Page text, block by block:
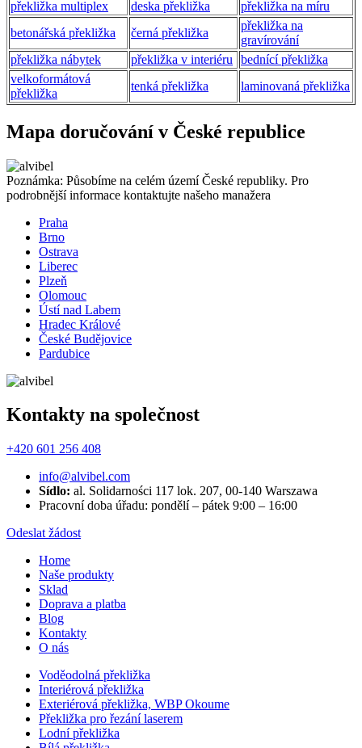
překližka multiplex deska překližka
překližka na míru
betonářská překližka
černá překližka
překližka na
gravírování
překližka nábytek
překližka v interiéru
bednící překližka
velkoformátová
překližka
tenká překližka laminovaná překližka
Mapa doručování v České republice
Poznámka: Působíme na celém území České republiky. Pro
podrobnější informace kontaktujte našeho manažera
Praha
Brno
Ostrava
Liberec
Plzeň
Olomouc
Ústí nad Labem
Hradec Králové
České Budějovice
Pardubice
Kontakty na společnost
+420 601 256 408
info@alvibel.com
Sídlo: al. Solidarności 117 lok. 207, 00-140 Warszawa
Pracovní doba úřadu: pondělí – pátek 9:00 – 16:00
Odeslat žádost
Home
Naše produkty
Sklad
Doprava a platba
Blog
Kontakty
O nás
Voděodolná překližka
Interiérová překližka
Exteriérová překližka, WBP Okoume
Překližka pro řezání laserem
Lodní překližka